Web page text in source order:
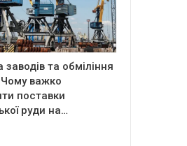
заводів та обміління
важко
поставки
руди на…